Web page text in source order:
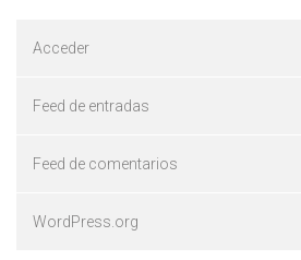
Acceder
Feed de entradas
Feed de comentarios
WordPress.org